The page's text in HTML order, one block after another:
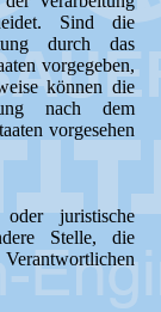
Sind die
durch das
vorgegeben,
können die
nach dem
vorgesehen
juristische
Stelle, die